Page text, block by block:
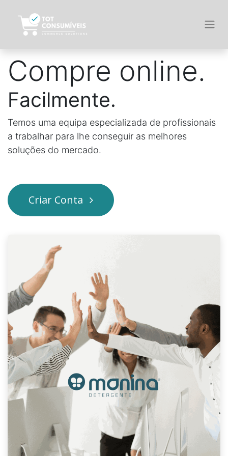
Compre online.
Facilmente.
Temos uma equipa especializada de profissionais
a trabalhar para lhe conseguir as melhores
soluções do mercado.
Criar Conta